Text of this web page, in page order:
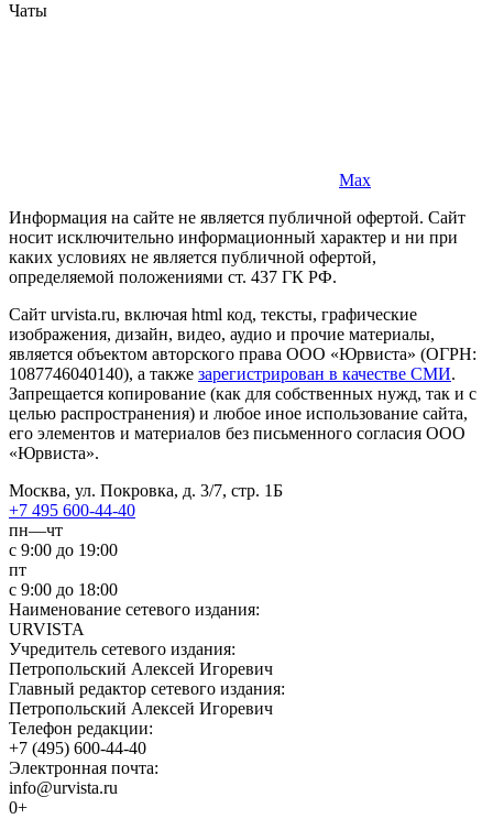
Чаты
Max
Информация на сайте не является публичной офертой. Cайт
носит исключительно информационный характер и ни при
каких условиях не является публичной офертой,
определяемой положениями ст. 437 ГК РФ.
Сайт urvista.ru, включая html код, тексты, графические
изображения, дизайн, видео­, аудио­ и прочие материалы,
является объектом авторского права ООО «Юрвиста» (ОГРН:
1087746040140), а также зарегистрирован в качестве СМИ.
Запрещается копирование (как для собственных нужд, так и с
целью распространения) и любое иное использование сайта,
его элементов и материалов без письменного согласия ООО
«Юрвиста».
Москва, ул. Покровка, д. 3/7, стр. 1Б
+7 495 600-44-40
пн—чт
с 9:00 до 19:00
пт
с 9:00 до 18:00
Наименование сетевого издания:
URVISTA
Учредитель сетевого издания:
Петропольский Алексей Игоревич
Главный редактор сетевого издания:
Петропольский Алексей Игоревич
Телефон редакции:
+7 (495) 600-44-40
Электронная почта:
info@urvista.ru
0+